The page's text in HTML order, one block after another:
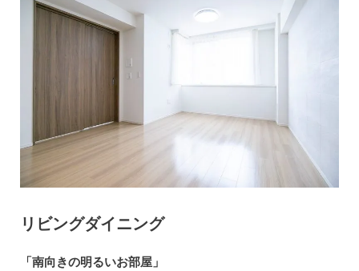
リビングダイニング
「南向きの明るいお部屋」